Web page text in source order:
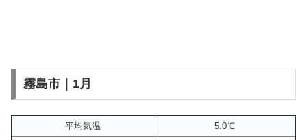
霧島市｜1月
平均気温
5.0℃